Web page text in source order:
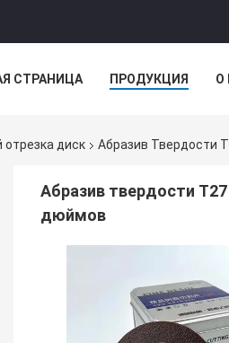
СТРАНИЦА ПРОДУКЦИЯ О
отрезка диск Абразив Твердости
Абразив твердости
дюймов